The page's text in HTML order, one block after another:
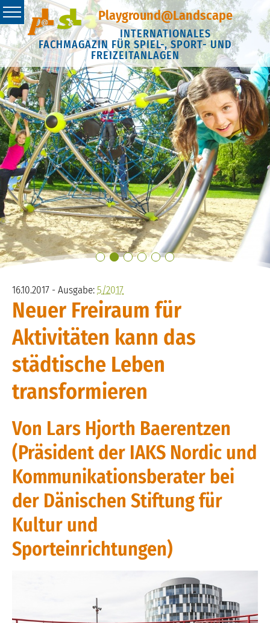
Playground@Landscape
INTERNATIONALES
FACHMAGAZIN FÜR SPIEL-, SPORT- UND
FREIZEITANLAGEN
16.10.2017 - Ausgabe:5/2017
Neuer Freiraum für
Aktivitäten kann das
städtische Leben
transformieren
Von Lars Hjorth Baerentzen
(Präsident der IAKS Nordic und
Kommunikationsberater bei
der Dänischen Stiftung für
Kultur und
Sporteinrichtungen)